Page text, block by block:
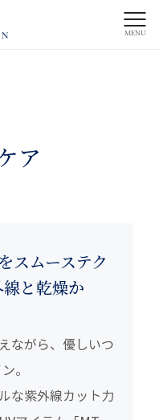
MENU
ア
スムーステク
と乾燥か
ながら、優しいつ
。
な紫外線カット力